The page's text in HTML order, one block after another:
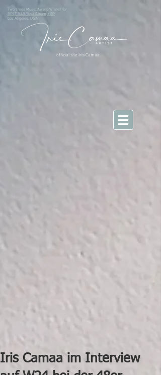
official site Iris Camaa
Two times Music Award Winner for
BEST R&B/Soul Album + EP
Los Angeles, USA
Iris Camaa im Interview